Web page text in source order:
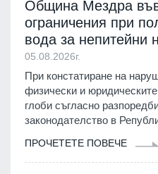
Община Мездра
ограничения при
вода за непитейни
05.08.2026г.
При констатиране на
физически и
глоби съгласно
законодателство в
ПРОЧЕТЕТЕ ПОВЕЧЕ